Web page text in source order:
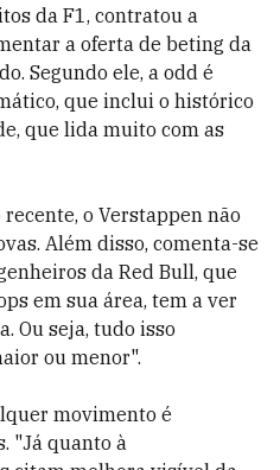
da F1, contratou a
a oferta de beting da
Segundo ele, a odd é
que inclui o histórico
que lida muito com as
o Verstappen não
Além disso, comenta-se
da Red Bull, que
em sua área, tem a ver
Ou seja, tudo isso
ou menor".
movimento é
"Já quanto à